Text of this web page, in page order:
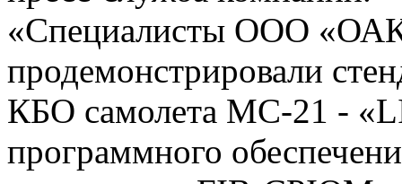
«Специалисты ООО «ОАК
продемонстрировали
КБО самолета МС-21 -
программного